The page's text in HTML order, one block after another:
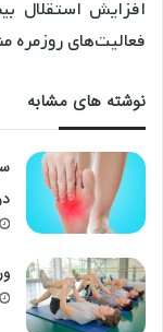
افزایش استقلال
فعالیت‌های روزمره
نوشته های مشابه